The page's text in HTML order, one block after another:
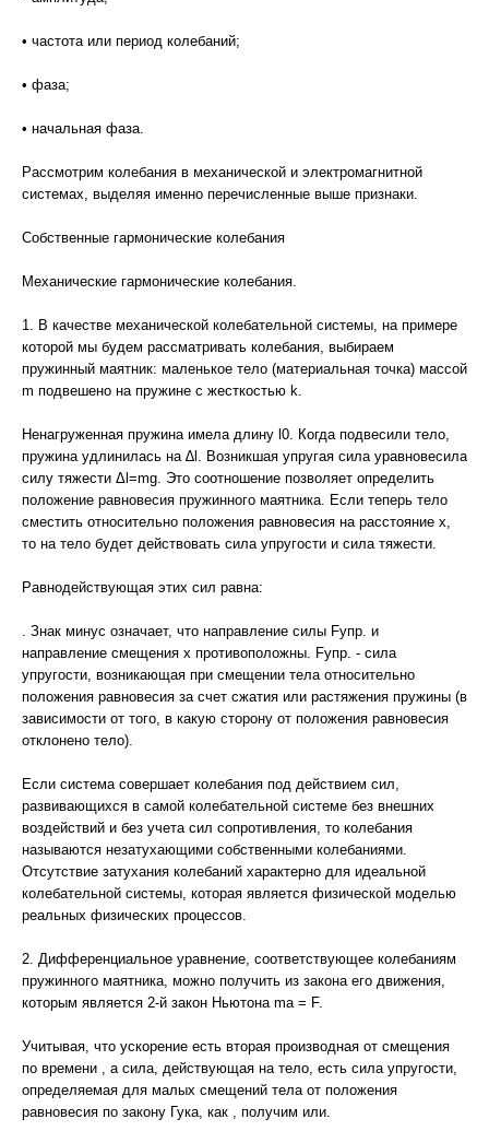
• частота или период колебаний;
• фаза;
• начальная фаза.
Рассмотрим колебания в механической и электромагнитной
системах, выделяя именно перечисленные выше признаки.
Собственные гармонические колебания
Механические гармонические колебания.
1. В качестве механической колебательной системы, на примере
которой мы будем рассматривать колебания, выбираем
пружинный маятник: маленькое тело (материальная точка) массой
m подвешено на пружине с жесткостью k.
Ненагруженная пружина имела длину l0. Когда подвесили тело,
пружина удлинилась на ∆l. Возникшая упругая сила уравновесила
силу тяжести Δl=mg. Это соотношение позволяет определить
положение равновесия пружинного маятника. Если теперь тело
сместить относительно положения равновесия на расстояние х,
то на тело будет действовать сила упругости и сила тяжести.
Равнодействующая этих сил равна:
. Знак минус означает, что направление силы Fупр. и
направление смещения х противоположны. Fупр. - сила
упругости, возникающая при смещении тела относительно
положения равновесия за счет сжатия или растяжения пружины (в
зависимости от того, в какую сторону от положения равновесия
отклонено тело).
Если система совершает колебания под действием сил,
развивающихся в самой колебательной системе без внешних
воздействий и без учета сил сопротивления, то колебания
называются незатухающими собственными колебаниями.
Отсутствие затухания колебаний характерно для идеальной
колебательной системы, которая является физической моделью
реальных физических процессов.
2. Дифференциальное уравнение, соответствующее колебаниям
пружинного маятника, можно получить из закона его движения,
которым является 2-й закон Ньютона ma = F.
Учитывая, что ускорение есть вторая производная от смещения
по времени , а сила, действующая на тело, есть сила упругости,
определяемая для малых смещений тела от положения
равновесия по закону Гука, как , получим или.